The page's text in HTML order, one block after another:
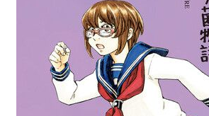
未完成交易≦1次 （近半年）
，導致眾人的不諒解，
樹教授出面這場危機，畢竟，大家都只是孩